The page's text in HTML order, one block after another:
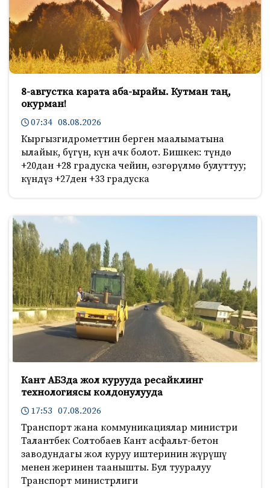
8-августка карата аба-ырайы. Кутман таң,
окурман!
07:34 08.08.2026
Кыргызгидрометтин берген маалыматына
ылайык, бүгүн, күн ачк болот. Бишкек: түндө
+20дан +28 градуска чейин, өзгөрүлмө булуттуу;
күндүз +27ден +33 градуска
Кант АБЗда жол курууда ресайклинг
технологиясы колдонулууда
17:53 07.08.2026
Транспорт жана коммуникациялар министри
Талантбек Солтобаев Кант асфальт-бетон
заводундагы жол куруу иштеринин жүрүшү
менен жеринен таанышты. Бул тууралуу
Транспорт министрлиги